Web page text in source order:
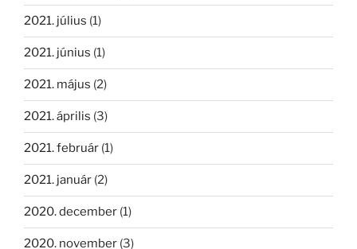
2021. július (1)
2021. június (1)
2021. május (2)
2021. április (3)
2021. február (1)
2021. január (2)
2020. december (1)
2020. november (3)